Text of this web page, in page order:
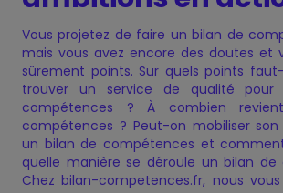
Vous projetez de faire un bilan de
mais vous avez encore des doutes et
sûrement points. Sur quels points
trouver un service de qualité
compétences ? À combien
compétences ? Peut-on mobiliser son
un bilan de compétences et
quelle manière se déroule un bilan
Chez bilan-competences.fr, nous